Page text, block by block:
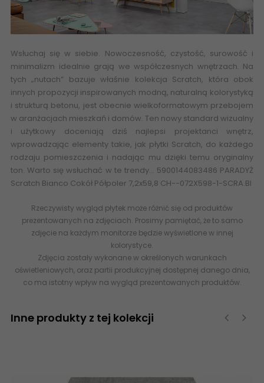
Wsłuchaj się w siebie. Nowoczesność, czystość, surowość i
minimalizm idealnie grają we współczesnych wnętrzach. Na
tych „nutach” bazuje właśnie kolekcja Scratch, która obok
innych propozycji inspirowanych modną, naturalną kolorystyką
i strukturą betonu, jest obecnie wielkoformatowym przebojem
w aranżacjach mieszkań i domów. Ten nowy standard wizualny
i użytkowy doceniają dziś najlepsi projektanci wnętrz,
wprowadzając elementy takie, jak płytki Scratch, do każdego
rodzaju pomieszczenia i nadając mu dzięki temu oryginalny
ton. Warto się wsłuchać w te trendy… 5900144083486 PARADYŻ
Scratch Bianco Cokół Półpoler 7,2x59,8 CH--072X598-1-SCRA.BI
Rzeczywisty wygląd płytek może różnić się od produktów
prezentowanych na zdjęciach. Prosimy pamiętać, że to samo
zdjęcie na każdym monitorze będzie wyświetlone w innej
kolorystyce.
Zdjęcia zostały wykonane w określonych warunkach
oświetleniowych, oraz partii produkcyjnej dostępnej danego dnia,
co ma istotny wpływ na wygląd prezentowanych produktów.
Inne produkty z tej kolekcji